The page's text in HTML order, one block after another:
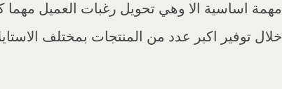
مهمة اساسية الا وهي تحويل رغبات العميل
خلال توفير اكبر عدد من المنتجات بمختلف